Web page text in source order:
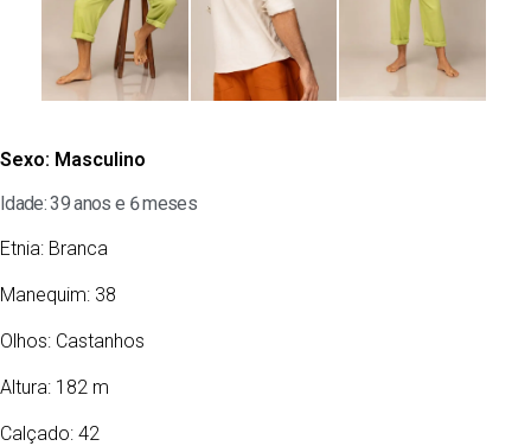
Sexo: Masculino
Idade: 39 anos e 6 meses
Etnia: Branca
Manequim: 38
Olhos: Castanhos
Altura: 182 m
Calçado: 42